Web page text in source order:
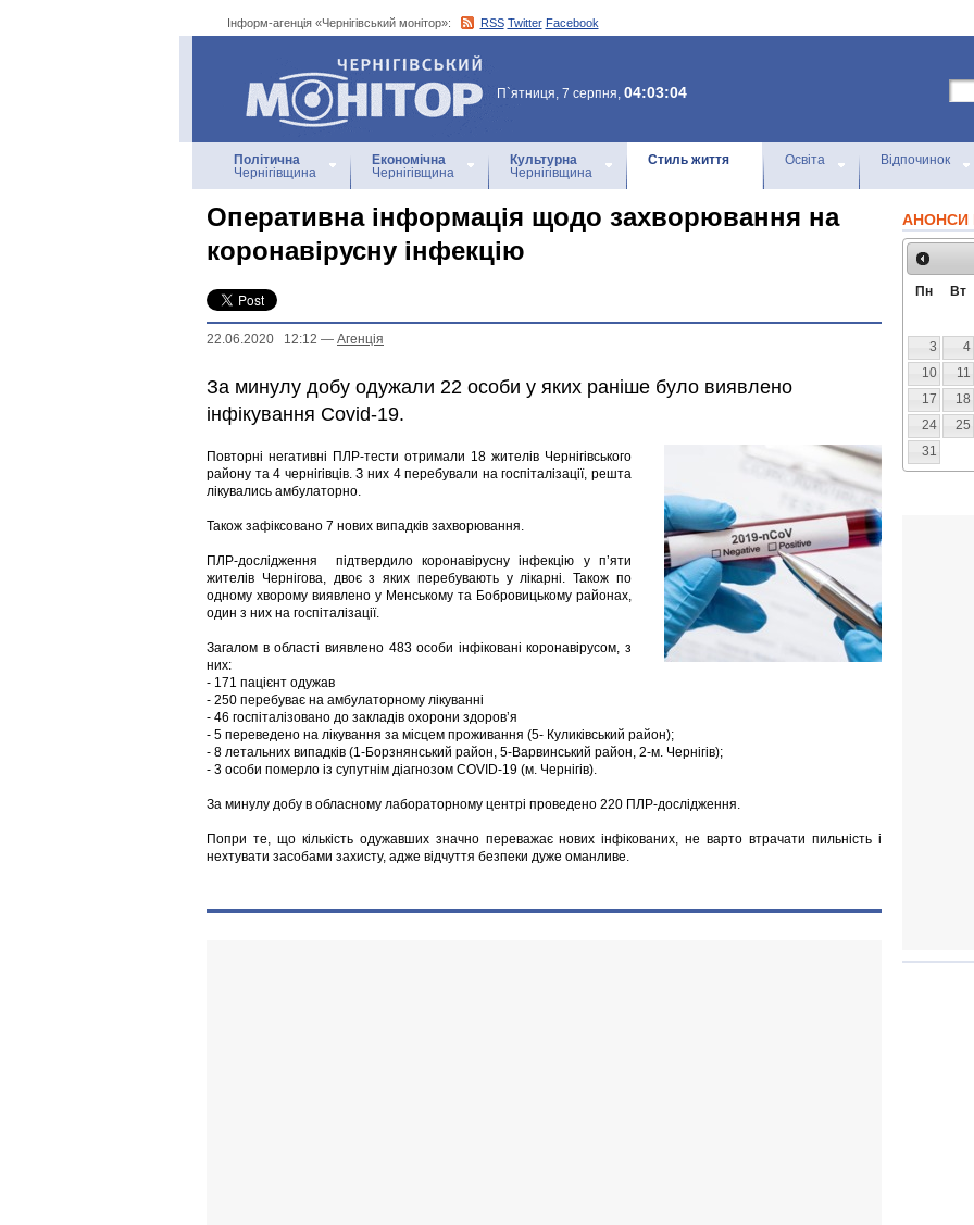
Інформ-агенція «Чернігівський монітор»: RSS Twitter Facebook
Інформ-агенція
«Чернігівський монітор»
П`ятниця, 7 серпня, 04:03:04
Політична
Чернігівщина
Економічна
Чернігівщина
Культурна
Чернігівщина
Стиль життя Освіта Відпочинок
Оперативна інформація щодо захворювання на
коронавірусну інфекцію
22.06.2020 12:12 — Агенцiя
За минулу добу одужали 22 особи у яких раніше було виявлено
інфікування Covid-19.
Повторні негативні ПЛР-тести отримали 18 жителів Чернігівського
району та 4 чернігівців. З них 4 перебували на госпіталізації, решта
лікувались амбулаторно.
Також зафіксовано 7 нових випадків захворювання.
ПЛР-дослідження підтвердило коронавірусну інфекцію у п’яти
жителів Чернігова, двоє з яких перебувають у лікарні. Також по
одному хворому виявлено у Менському та Бобровицькому районах,
один з них на госпіталізації.
Загалом в області виявлено 483 особи інфіковані коронавірусом, з
них:
- 171 пацієнт одужав
- 250 перебуває на амбулаторному лікуванні
- 46 госпіталізовано до закладів охорони здоров’я
- 5 переведено на лікування за місцем проживання (5- Куликівський район);
- 8 летальних випадків (1-Борзнянський район, 5-Варвинський район, 2-м. Чернігів);
- 3 особи померло із супутнім діагнозом COVID-19 (м. Чернігів).
За минулу добу в обласному лабораторному центрі проведено 220 ПЛР-дослідження.
Попри те, що кількість одужавших значно переважає нових інфікованих, не варто втрачати пильність і
нехтувати засобами захисту, адже відчуття безпеки дуже оманливе.
АНОНСИ
Пн Вт
3
4
10
11
17
18
24
25
31